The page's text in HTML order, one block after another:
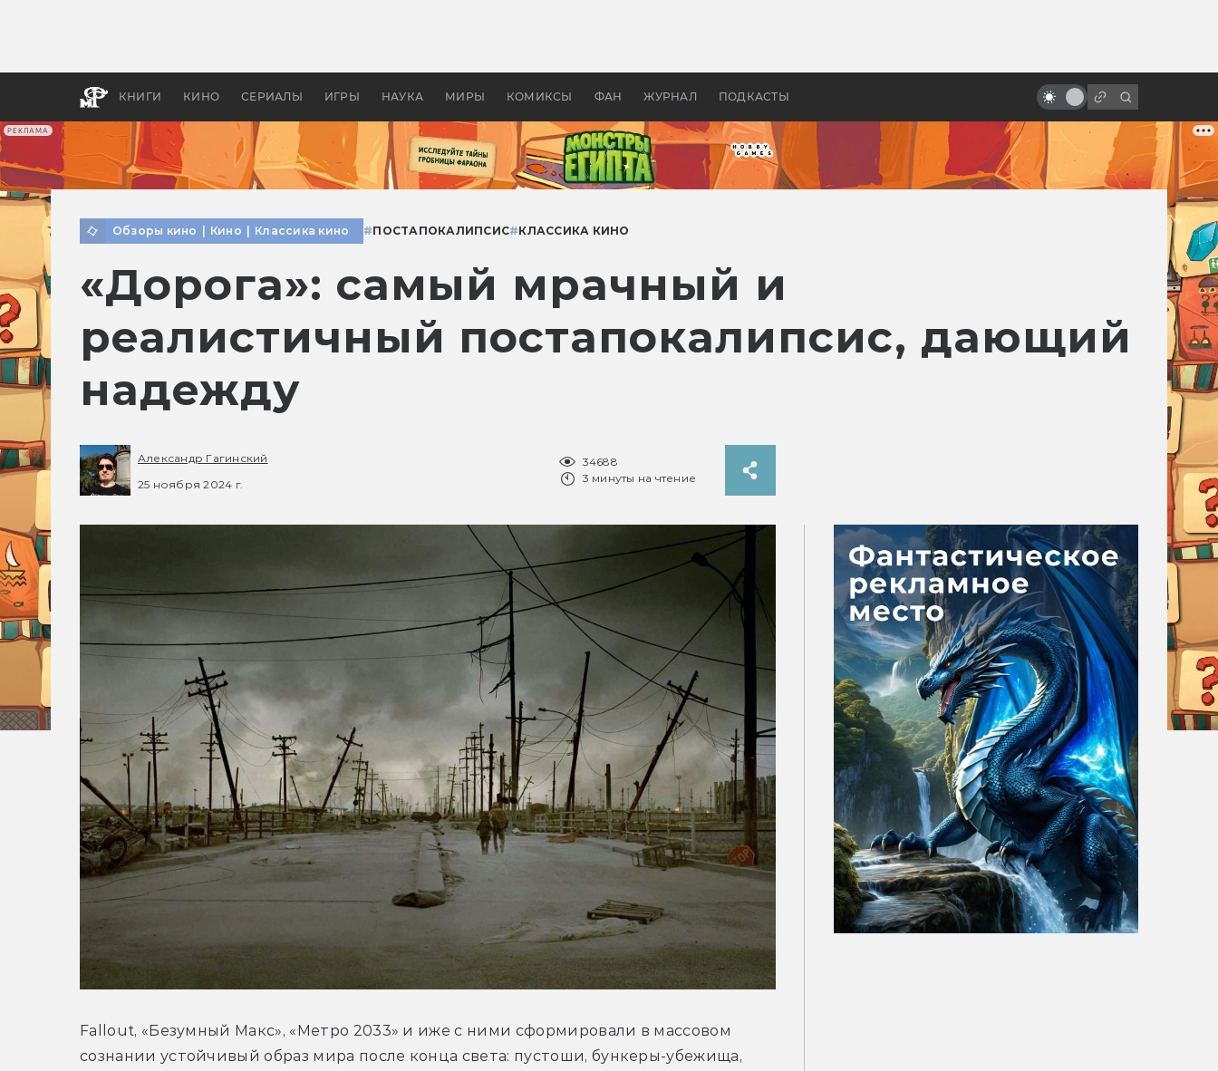
РЕКЛАМА
КНИГИ КИНО СЕРИАЛЫ ИГРЫ НАУКА МИРЫ КОМИКСЫ ФАН ЖУРНАЛ ПОДКАСТЫ
бы «Властелина колец»
Древней Грецией
культовый фильм
Обзоры кино Кино Классика кино #ПОСТАПОКАЛИПСИС#КЛАССИКА КИНО
«Дорога»: самый мрачный и
реалистичный постапокалипсис, дающий
надежду
Александр Гагинский
25 ноября 2024 г.
34688
3 минуты на чтение
Fallout, «Безумный Макс», «Метро 2033» и иже с ними сформировали в массовом
сознании устойчивый образ мира после конца света: пустоши, бункеры-убежища,